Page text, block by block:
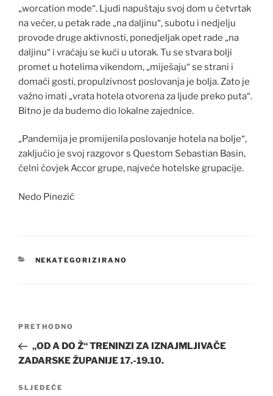
„worcation mode“. Ljudi napuštaju svoj dom u četvrtak
na večer, u petak rade „na daljinu“, subotu i nedjelju
provode druge aktivnosti, ponedjeljak opet rade „na
daljinu“ i vraćaju se kući u utorak. Tu se stvara bolji
promet u hotelima vikendom, „miješaju“ se strani i
domaći gosti, propulzivnost poslovanja je bolja. Zato je
važno imati „vrata hotela otvorena za ljude preko puta“.
Bitno je da budemo dio lokalne zajednice.
„Pandemija je promijenila poslovanje hotela na bolje“,
zaključio je svoj razgovor s Questom Sebastian Basin,
čelni čovjek Accor grupe, najveće hotelske grupacije.
Nedo Pinezić
KATEGORIJE
NEKATEGORIZIRANO
Navigacija
Prethodna
objava
PRETHODNO
„OD A DO Ž“ TRENINZI ZA IZNAJMLJIVAČE
ZADARSKE ŽUPANIJE 17.-19.10.
Sljedeća
SLJEDEĆE